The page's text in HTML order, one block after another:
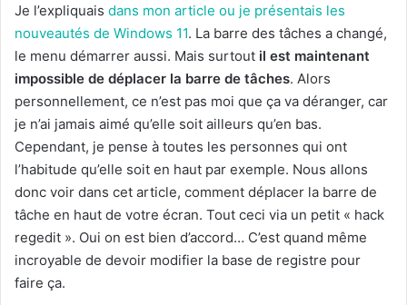
Je l’expliquais dans mon article ou je présentais les
nouveautés de Windows 11. La barre des tâches a changé,
le menu démarrer aussi. Mais surtout il est maintenant
impossible de déplacer la barre de tâches. Alors
personnellement, ce n’est pas moi que ça va déranger, car
je n’ai jamais aimé qu’elle soit ailleurs qu’en bas.
Cependant, je pense à toutes les personnes qui ont
l’habitude qu’elle soit en haut par exemple. Nous allons
donc voir dans cet article, comment déplacer la barre de
tâche en haut de votre écran. Tout ceci via un petit « hack
regedit ». Oui on est bien d’accord… C’est quand même
incroyable de devoir modifier la base de registre pour
faire ça.